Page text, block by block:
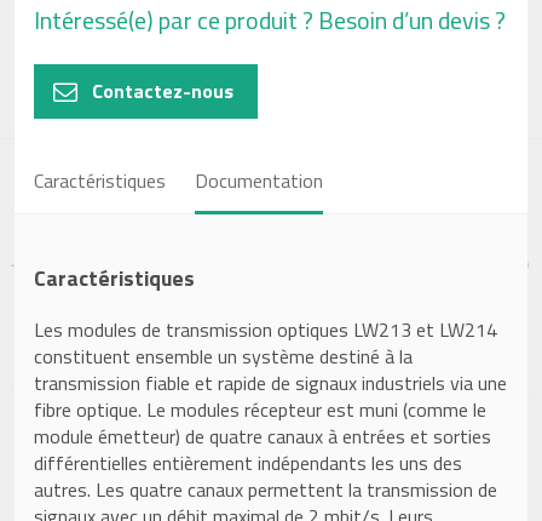
Intéressé(e) par ce produit ? Besoin d’un devis ?
Contactez-nous
Caractéristiques Documentation
Caractéristiques
Les modules de transmission optiques LW213 et LW214
constituent ensemble un système destiné à la
transmission fiable et rapide de signaux industriels via une
fibre optique. Le modules récepteur est muni (comme le
module émetteur) de quatre canaux à entrées et sorties
différentielles entièrement indépendants les uns des
autres. Les quatre canaux permettent la transmission de